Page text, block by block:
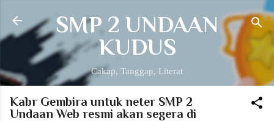
Langsung ke konten utama
SMP 2 UNDAAN
KUDUS
Cakap, Tanggap, Literat
Kabr Gembira untuk neter SMP 2
Undaan Web resmi akan segera di